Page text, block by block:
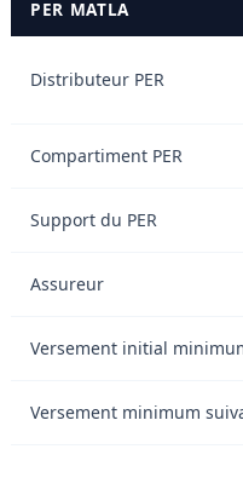
PER MATLA
Distributeur PER
Compartiment PER
Support du PER
Assureur
Versement initial
Versement minimum